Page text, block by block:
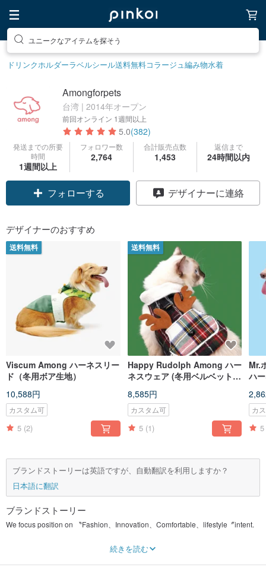
素敵な生活グッズを探そう
ドリンクホルダーラベルシール送料無料コラージュ編み物水着
Amongforpets
台湾 | 2014年オープン
前回オンライン 1週間以上
5.0(382)
発送までの所要
時間
1週間以上
フォロワー数
2,764
合計販売点数
1,453
返信まで
24時間以内
クーポン取得
デザイナーに連絡
デザイナーのおすすめ
送料無料
Viscum Among ハーネスリー
ド（冬用ボア生地）
10,588円
カスタム可
5 (2)
送料無料
Happy Rudolph Among ハー
ネスウェア (冬用ベルベット裏
8,585円
カスタム可
5 (1)
Mr.
ハ
カ
5
ブランドストーリーは英語ですが、自動翻訳を利用しますか？
日本語に翻訳
ブランドストーリー
We focus position on 〝Fashion、Innovation、Comfortable、lifestyle〞intent.
So we make a series of pets masstige, hope to covey the idea and happiness
handmade to the most precious pet you own.
続きを読む